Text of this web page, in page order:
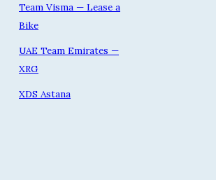
Team Visma — Lease a
Bike
UAE Team Emirates —
XRG
XDS Astana